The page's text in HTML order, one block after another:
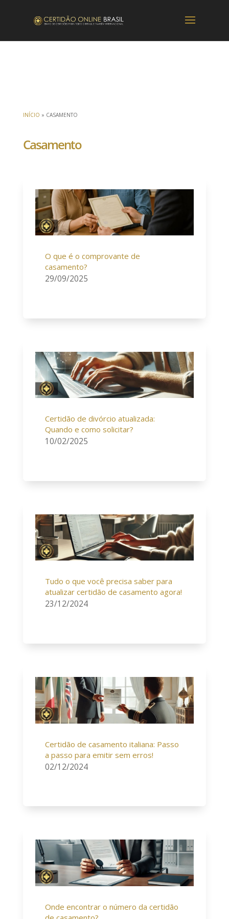
INÍCIO » CASAMENTO
Casamento
O que é o comprovante de
casamento?
29/09/2025
Certidão de divórcio atualizada:
Quando e como solicitar?
10/02/2025
Tudo o que você precisa saber para
atualizar certidão de casamento agora!
23/12/2024
Certidão de casamento italiana: Passo
a passo para emitir sem erros!
02/12/2024
Onde encontrar o número da certidão